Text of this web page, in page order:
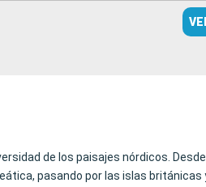
de los paisajes nórdicos.
pasando por las islas